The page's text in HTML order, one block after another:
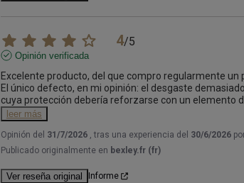
4/5
Opinión verificada
Excelente producto, del que compro regularmente un
El único defecto, en mi opinión: el desgaste
cuya protección debería reforzarse con un elemento
leer más
Opinión del 31/7/2026 , tras una experiencia del 30/6/2026
Publicado originalmente en bexley.fr (fr)
Ver reseña original Informe